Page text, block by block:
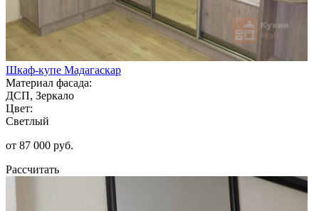
Шкаф-купе Мадагаскар
Материал фасада:
ДСП, Зеркало
Цвет:
Светлый
от 87 000 руб.
Рассчитать